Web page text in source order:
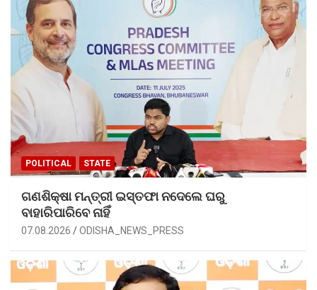
POLITICAL STATE
ଗଣଶିକ୍ଷା ମନ୍ତ୍ରୀ ଇସ୍ତଫା ନଦେଲେ ଘରୁ
ବାହାରିପାରିବେ ନାହିଁ
07.08.2026 ODISHA_NEWS_PRESS